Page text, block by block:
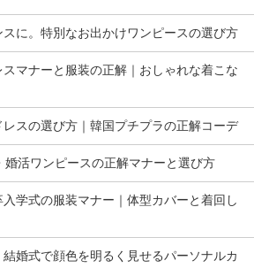
に。特別なお出かけワンピースの選び方
マナーと服装の正解｜おしゃれな着こな
スの選び方｜韓国プチプラの正解コーデ
婚活ワンピースの正解マナーと選び方
入学式の服装マナー｜体型カバーと着回し
婚式で顔色を明るく見せるパーソナルカ